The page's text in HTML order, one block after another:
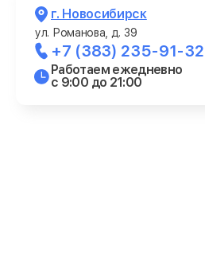
г. Новосибирск
ул. Романова, д. 39
+7 (383) 235-91-32
Работаем ежедневно
с 9:00 до 21:00